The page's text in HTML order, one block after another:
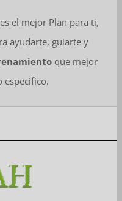
el mejor Plan para ti,
ayudarte, guiarte y
que mejor
específico.